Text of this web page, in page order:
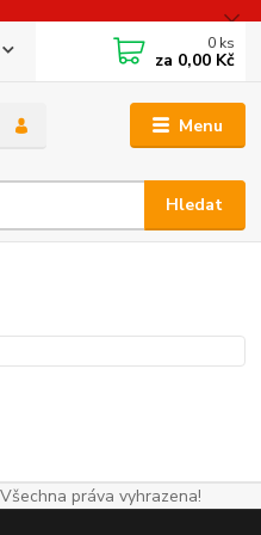
Menu
Hledat
0 ks
za 0,00 Kč
práva vyhrazena!